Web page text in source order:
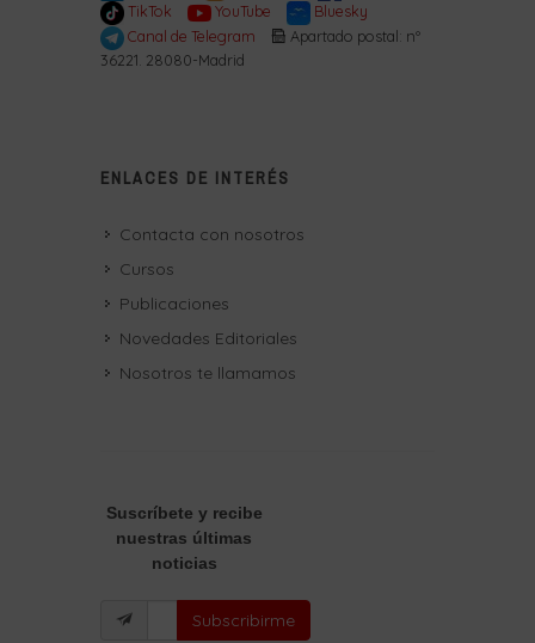
TikTok
YouTube
Bluesky
Canal de Telegram
Apartado postal: nº
36221. 28080-Madrid
ENLACES DE INTERÉS
Contacta con nosotros
Cursos
Publicaciones
Novedades Editoriales
Nosotros te llamamos
Suscríbete y recibe
nuestras últimas
noticias
Subscribirme